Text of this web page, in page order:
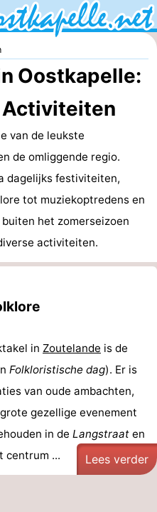
Oostkapelle:
Activiteiten
van de leukste
de omliggende regio.
dagelijks festiviteiten,
tot muziekoptredens en
het zomerseizoen
activiteiten.
in Zoutelande is de
Folkloristische dag). Er is
van oude ambachten,
gezellige evenement
in de Langstraat en
centrum ... Lees verder